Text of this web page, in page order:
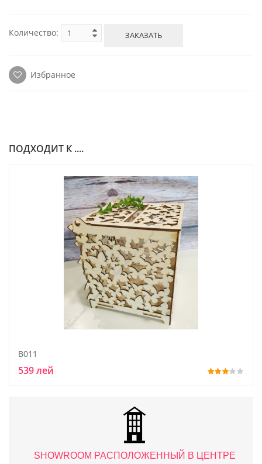
Количество: ЗАКАЗАТЬ
Избранное
ПОДХОДИТ К ....
B011
539 лей
SHOWROOM РАСПОЛОЖЕННЫЙ В ЦЕНТРЕ